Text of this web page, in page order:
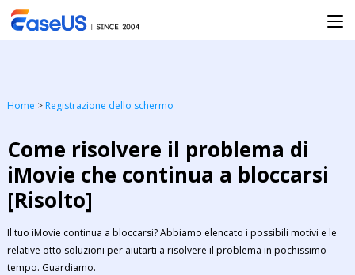
Home > Registrazione dello schermo
Come risolvere il problema di
iMovie che continua a bloccarsi
[Risolto]
Il tuo iMovie continua a bloccarsi? Abbiamo elencato i possibili motivi e le
relative otto soluzioni per aiutarti a risolvere il problema in pochissimo
tempo. Guardiamo.